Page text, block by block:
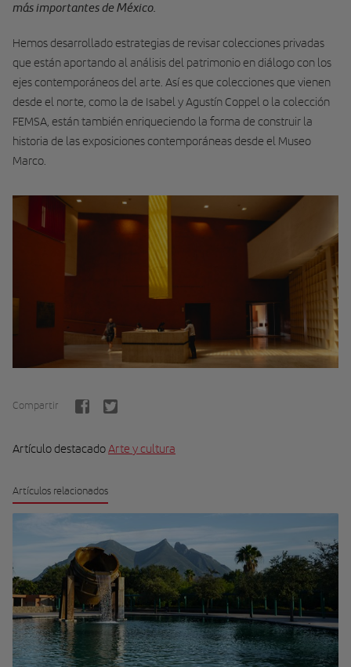
más importantes de México.
Hemos desarrollado estrategias de revisar colecciones privadas
que están aportando al análisis del patrimonio en diálogo con los
ejes contemporáneos del arte. Así es que colecciones que vienen
desde el norte, como la de Isabel y Agustín Coppel o la colección
FEMSA, están también enriqueciendo la forma de construir la
historia de las exposiciones contemporáneas desde el Museo
Marco.
Compartir
Artículo destacadoArte y cultura
Artículos relacionados